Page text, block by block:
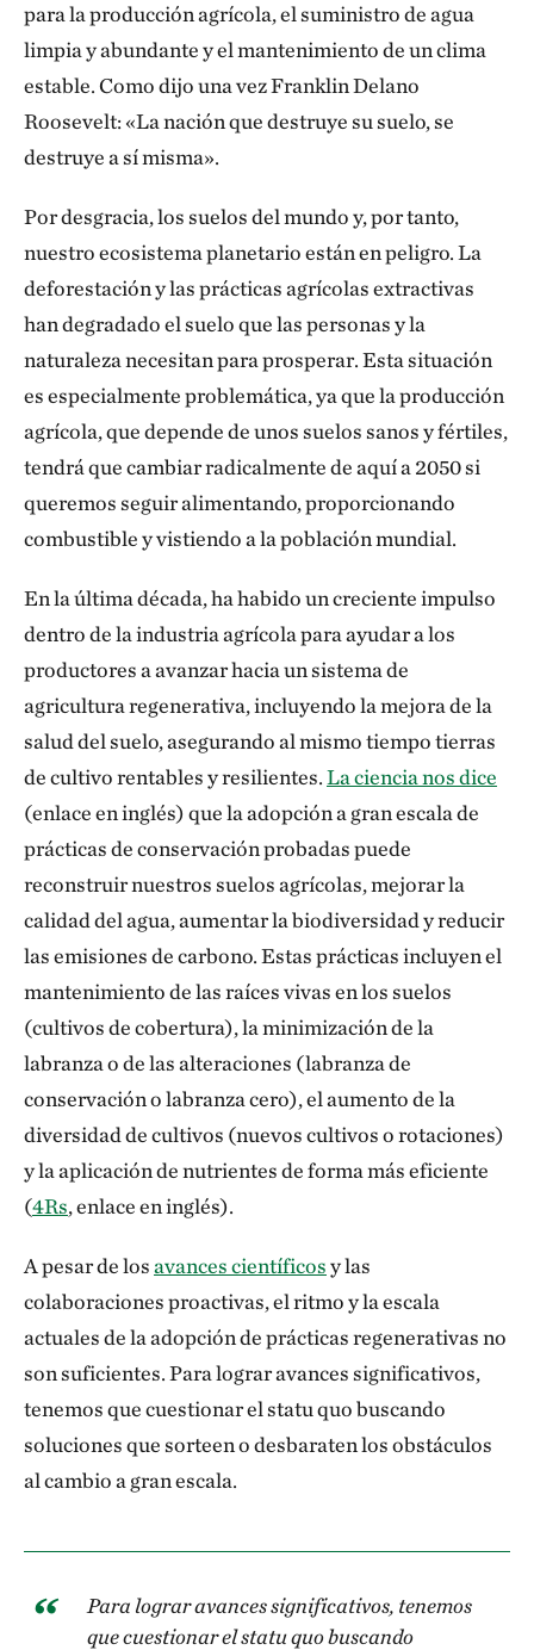
para la producción agrícola, el suministro de agua
limpia y abundante y el mantenimiento de un clima
estable. Como dijo una vez Franklin Delano
Roosevelt: «La nación que destruye su suelo, se
destruye a sí misma».
Por desgracia, los suelos del mundo y, por tanto,
nuestro ecosistema planetario están en peligro. La
deforestación y las prácticas agrícolas extractivas
han degradado el suelo que las personas y la
naturaleza necesitan para prosperar. Esta situación
es especialmente problemática, ya que la producción
agrícola, que depende de unos suelos sanos y fértiles,
tendrá que cambiar radicalmente de aquí a 2050 si
queremos seguir alimentando, proporcionando
combustible y vistiendo a la población mundial.
En la última década, ha habido un creciente impulso
dentro de la industria agrícola para ayudar a los
productores a avanzar hacia un sistema de
agricultura regenerativa, incluyendo la mejora de la
salud del suelo, asegurando al mismo tiempo tierras
de cultivo rentables y resilientes.La ciencia nos dice
(enlace en inglés) que la adopción a gran escala de
prácticas de conservación probadas puede
reconstruir nuestros suelos agrícolas, mejorar la
calidad del agua, aumentar la biodiversidad y reducir
las emisiones de carbono. Estas prácticas incluyen el
mantenimiento de las raíces vivas en los suelos
(cultivos de cobertura), la minimización de la
labranza o de las alteraciones (labranza de
conservación o labranza cero), el aumento de la
diversidad de cultivos (nuevos cultivos o rotaciones)
y la aplicación de nutrientes de forma más eficiente
(4Rs, enlace en inglés).
A pesar de losavances científicosy las
colaboraciones proactivas, el ritmo y la escala
actuales de la adopción de prácticas regenerativas no
son suficientes. Para lograr avances significativos,
tenemos que cuestionar el statu quo buscando
soluciones que sorteen o desbaraten los obstáculos
al cambio a gran escala.
Para lograr avances significativos, tenemos
que cuestionar el statu quo buscando